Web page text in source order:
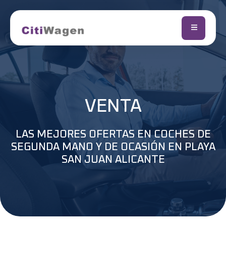
VENTA
LAS MEJORES OFERTAS EN COCHES DE
SEGUNDA MANO Y DE OCASIÓN EN PLAYA
SAN JUAN ALICANTE